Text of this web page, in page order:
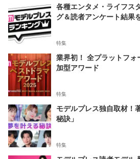
各種エンタメ・ライフス
グ＆読者アンケート結果
特集
業界初！ 全プラットフ
加型アワード
特集
モデルプレス独自取材！
秘訣」
特集